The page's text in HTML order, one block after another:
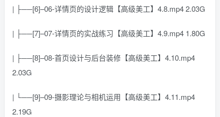
| ├──[6]–06-详情页的设计逻辑【高级美工】4.8.mp4 2.03G
| ├──[7]–07-详情页的实战练习【高级美工】4.9.mp4 1.80G
| ├──[8]–08-首页设计与后台装修【高级美工】4.10.mp4
2.03G
| └──[9]–09-摄影理论与相机运用【高级美工】4.11.mp4
2.19G